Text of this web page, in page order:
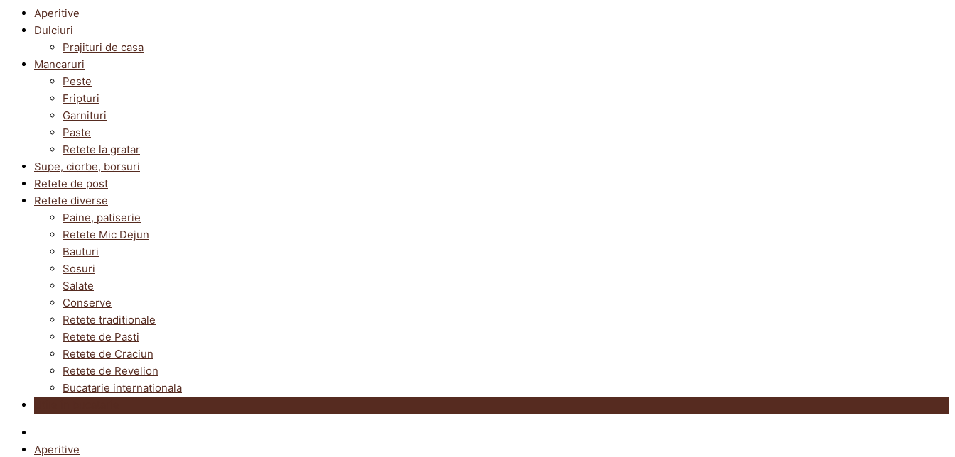
Aperitive
Dulciuri
Prajituri de casa
Mancaruri
Peste
Fripturi
Garnituri
Paste
Retete la gratar
Supe, ciorbe, borsuri
Retete de post
Retete diverse
Paine, patiserie
Retete Mic Dejun
Bauturi
Sosuri
Salate
Conserve
Retete traditionale
Retete de Pasti
Retete de Craciun
Retete de Revelion
Bucatarie internationala
Aperitive